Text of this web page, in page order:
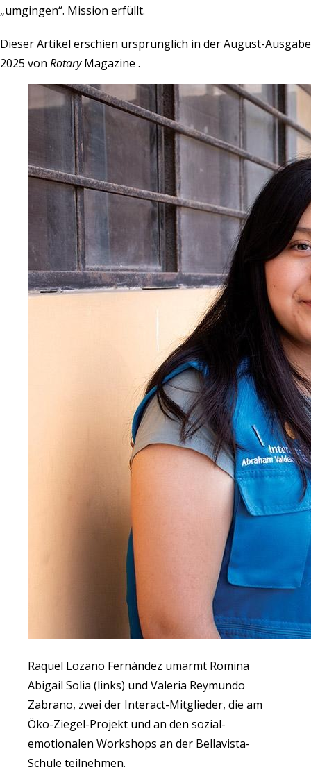
„umgingen“. Mission erfüllt.
Dieser Artikel erschien ursprünglich in der August-Ausgabe
2025 von RotaryMagazine .
Raquel Lozano Fernández umarmt Romina
Abigail Solia (links) und Valeria Reymundo
Zabrano, zwei der Interact-Mitglieder, die am
Öko-Ziegel-Projekt und an den sozial-
emotionalen Workshops an der Bellavista-
Schule teilnehmen.